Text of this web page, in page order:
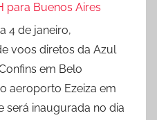
para Buenos Aires
4 de janeiro,
voos diretos da Azul
em Belo
aeroporto Ezeiza em
será inaugurada no dia